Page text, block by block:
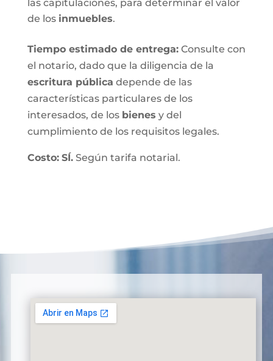
las capitulaciones, para determinar el valor
de los inmuebles.
Tiempo estimado de entrega:Consulte con
el notario, dado que la diligencia de la
escritura pública depende de las
características particulares de los
interesados, de los bienes y del
cumplimiento de los requisitos legales.
Costo: SÍ.Según tarifa notarial.